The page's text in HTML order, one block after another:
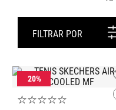
FILTRAR POR
☆☆☆☆☆